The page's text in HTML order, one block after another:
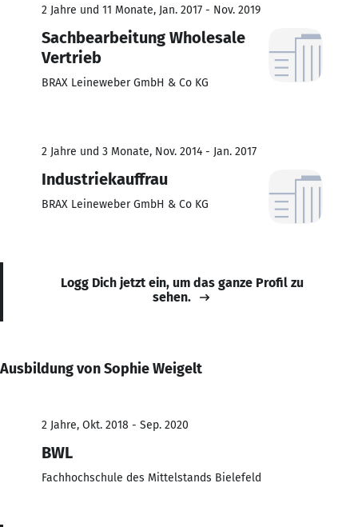
2 Jahre und 11 Monate, Jan. 2017 - Nov. 2019
Sachbearbeitung Wholesale
Vertrieb
BRAX Leineweber GmbH & Co KG
2 Jahre und 3 Monate, Nov. 2014 - Jan. 2017
Industriekauffrau
BRAX Leineweber GmbH & Co KG
Logg Dich jetzt ein, um das ganze Profil zu
sehen.
Ausbildung von Sophie Weigelt
2 Jahre, Okt. 2018 - Sep. 2020
BWL
Fachhochschule des Mittelstands Bielefeld